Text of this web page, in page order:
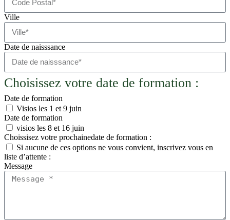
Ville
Date de naisssance
Choisissez votre date de formation :
Date de formation
Visios les 1 et 9 juin
Date de formation
visios les 8 et 16 juin
Choissisez votre prochainedate de formation :
Si aucune de ces options ne vous convient, inscrivez vous en
liste d’attente :
Message